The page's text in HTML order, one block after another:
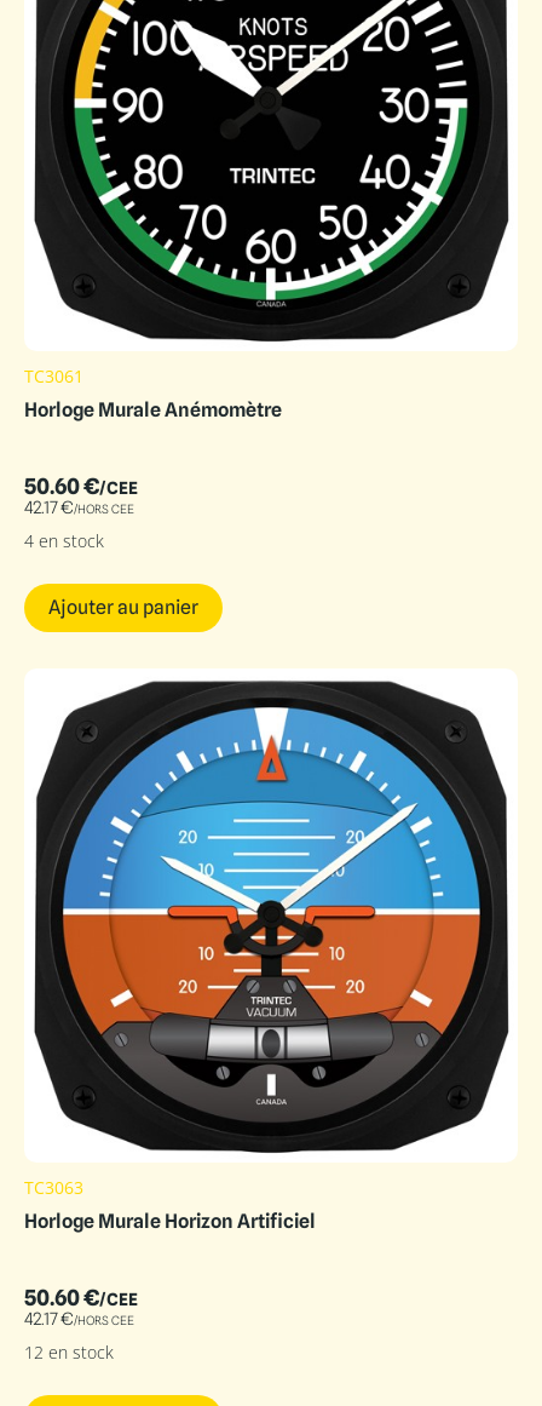
TC3061
Horloge Murale Anémomètre
50.60€/CEE
42.17€/HORS CEE
4 en stock
Ajouter au panier
TC3063
Horloge Murale Horizon Artificiel
50.60€/CEE
42.17€/HORS CEE
12 en stock